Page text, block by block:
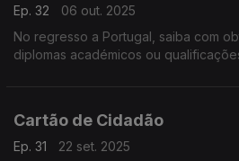
Ep. 32
06 out. 2025
No regresso a Portugal, saiba com
diplomas académicos ou
Cartão de Cidadão
Ep. 31
22 set. 2025